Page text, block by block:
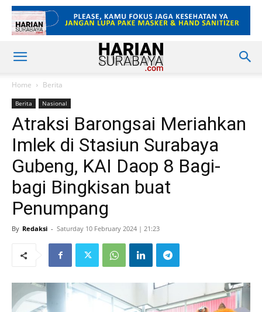
Home Berita
Berita Nasional
Atraksi Barongsai Meriahkan
Imlek di Stasiun Surabaya
Gubeng, KAI Daop 8 Bagi-
bagi Bingkisan buat
Penumpang
By Redaksi - Saturday 10 February 2024 | 21:23